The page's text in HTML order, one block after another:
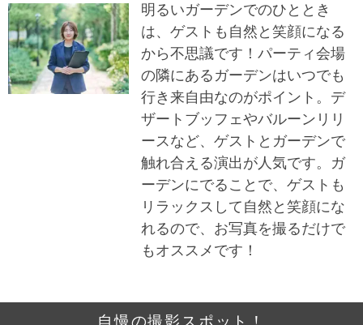
明るいガーデンでのひととき
は、ゲストも自然と笑顔になる
から不思議です！パーティ会場
の隣にあるガーデンはいつでも
行き来自由なのがポイント。デ
ザートブッフェやバルーンリリ
ースなど、ゲストとガーデンで
触れ合える演出が人気です。ガ
ーデンにでることで、ゲストも
リラックスして自然と笑顔にな
れるので、お写真を撮るだけで
もオススメです！
自慢の撮影スポット！